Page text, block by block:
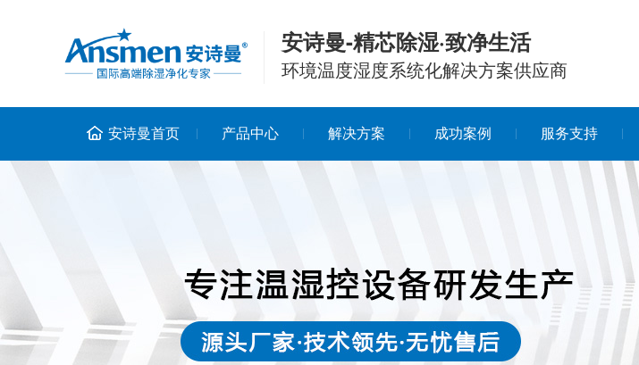
安诗曼-精芯除湿·致净生活
环境温度湿度系统化解决方案供应商
安诗曼首页 产品中心 解决方案 成功案例 服务支持